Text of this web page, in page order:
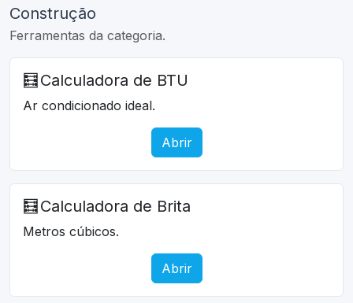
Construção
Ferramentas da categoria.
🧮 Calculadora de BTU
Ar condicionado ideal.
Abrir
🧮 Calculadora de Brita
Metros cúbicos.
Abrir